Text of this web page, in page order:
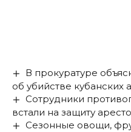
В прокуратуре
об убийстве кубанских
Сотрудники
встали на защиту
Сезонные овощи,